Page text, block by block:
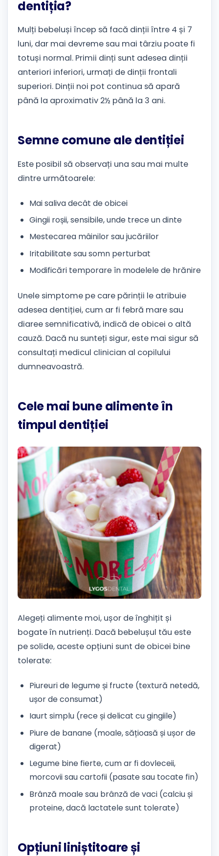
dentiția?
Mulți bebeluși încep să facă dinții între 4 și 7
luni, dar mai devreme sau mai târziu poate fi
totuși normal. Primii dinți sunt adesea dinții
anteriori inferiori, urmați de dinții frontali
superiori. Dinții noi pot continua să apară
până la aproximativ 2½ până la 3 ani.
Semne comune ale dentiției
Este posibil să observați una sau mai multe
dintre următoarele:
Mai saliva decât de obicei
Gingii roșii, sensibile, unde trece un dinte
Mestecarea mâinilor sau jucăriilor
Iritabilitate sau somn perturbat
Modificări temporare în modelele de hrănire
Unele simptome pe care părinții le atribuie
adesea dentiției, cum ar fi febră mare sau
diaree semnificativă, indică de obicei o altă
cauză. Dacă nu sunteți sigur, este mai sigur să
consultați medicul clinician al copilului
dumneavoastră.
Cele mai bune alimente în
timpul dentiției
Alegeți alimente moi, ușor de înghițit și
bogate în nutrienți. Dacă bebelușul tău este
pe solide, aceste opțiuni sunt de obicei bine
tolerate:
Piureuri de legume și fructe (textură netedă,
ușor de consumat)
Iaurt simplu (rece și delicat cu gingiile)
Piure de banane (moale, sățioasă și ușor de
digerat)
Legume bine fierte, cum ar fi dovleceii,
morcovii sau cartofii (pasate sau tocate fin)
Brânză moale sau brânză de vaci (calciu și
proteine, dacă lactatele sunt tolerate)
Opțiuni liniștitoare și